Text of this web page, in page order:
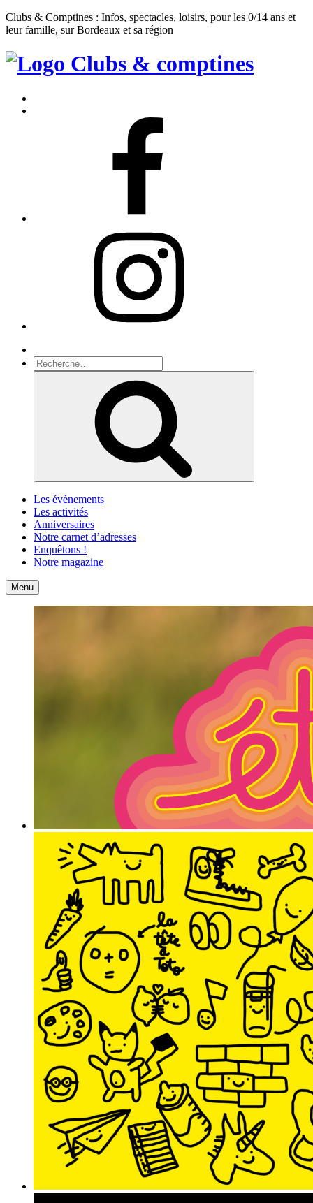
Clubs & Comptines : Infos, spectacles, loisirs, pour les 0/14 ans et
leur famille, sur Bordeaux et sa région
Clubs
Comptines
Recherche
pour
Les évènements
Les activités
Anniversaires
Notre carnet d’adresses
Enquêtons !
Notre magazine
Accueil
Menu Contact